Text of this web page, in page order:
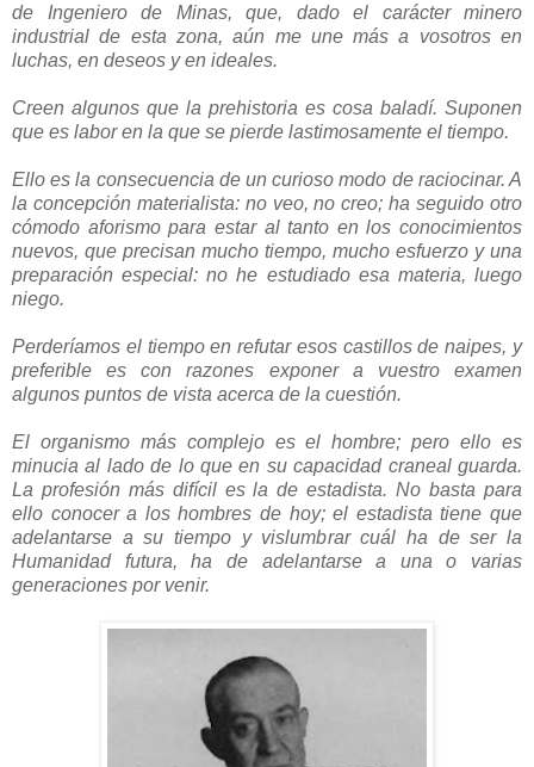
de Ingeniero de Minas, que, dado el carácter minero
industrial de esta zona, aún me une más a vosotros en
luchas, en deseos y en ideales.
Creen algunos que la prehistoria es cosa baladí. Suponen
que es labor en la que se pierde lastimosamente el tiempo.
Ello es la consecuencia de un curioso modo de raciocinar. A
la concepción materialista: no veo, no creo; ha seguido otro
cómodo aforismo para estar al tanto en los conocimientos
nuevos, que precisan mucho tiempo, mucho esfuerzo y una
preparación especial: no he estudiado esa materia, luego
niego.
Perderíamos el tiempo en refutar esos castillos de naipes, y
preferible es con razones exponer a vuestro examen
algunos puntos de vista acerca de la cuestión.
El organismo más complejo es el hombre; pero ello es
minucia al lado de lo que en su capacidad craneal guarda.
La profesión más difícil es la de estadista. No basta para
ello conocer a los hombres de hoy; el estadista tiene que
adelantarse a su tiempo y vislumbrar cuál ha de ser la
Humanidad futura, ha de adelantarse a una o varias
generaciones por venir.